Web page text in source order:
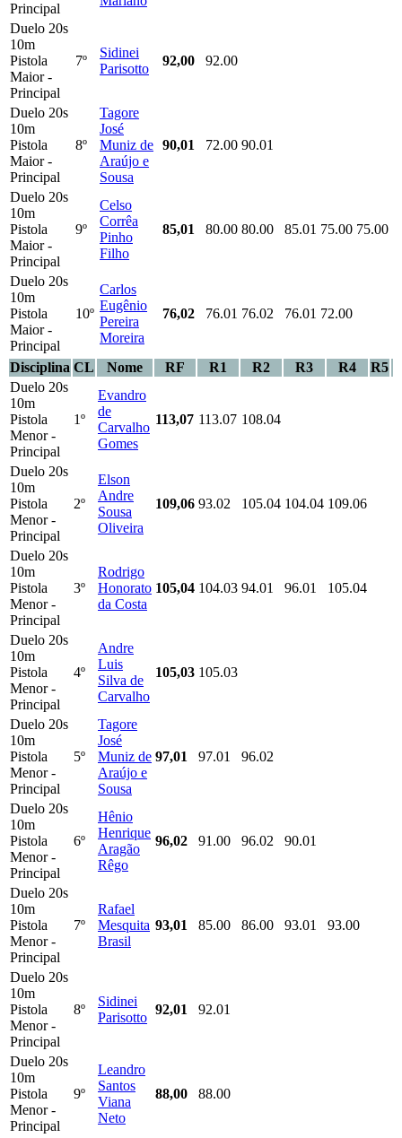
Principal
Duelo 20s
10m
Pistola
Maior -
Principal
7º
Sidinei
Parisotto
92,00 92.00
Duelo 20s
10m
Pistola
Maior -
Principal
8º
Tagore
José
Muniz de
Araújo e
Sousa
90,01 72.00 90.01
Duelo 20s
10m
Pistola
Maior -
Principal
9º
Celso
Corrêa
Pinho
Filho
85,01 80.00 80.00 85.01 75.00 75.00
Duelo 20s
10m
Pistola
Maior -
Principal
10º
Carlos
Eugênio
Pereira
Moreira
76,02 76.01 76.02 76.01 72.00
Disciplina CL Nome RF R1 R2 R3 R4
R5
Duelo 20s
10m
Pistola
Menor -
Principal
1º
Evandro
de
Carvalho
Gomes
113,07 113.07 108.04
Duelo 20s
10m
Pistola
Menor -
Principal
2º
Elson
Andre
Sousa
Oliveira
109,06 93.02 105.04 104.04 109.06
Duelo 20s
10m
Pistola
Menor -
Principal
3º
Rodrigo
Honorato
da Costa
105,04 104.03 94.01 96.01 105.04
Duelo 20s
10m
Pistola
Menor -
Principal
4º
Andre
Luis
Silva de
Carvalho
105,03 105.03
Duelo 20s
10m
Pistola
Menor -
Principal
5º
Tagore
José
Muniz de
Araújo e
Sousa
97,01 97.01 96.02
Duelo 20s
10m
Pistola
Menor -
Principal
6º
Hênio
Henrique
Aragão
Rêgo
96,02 91.00 96.02 90.01
Duelo 20s
10m
Pistola
Menor -
Principal
7º
Rafael
Mesquita
Brasil
93,01 85.00 86.00 93.01 93.00
Duelo 20s
10m
Pistola
Menor -
Principal
8º
Sidinei
Parisotto
92,01 92.01
Duelo 20s
10m
Pistola
Menor -
Principal
9º
Leandro
Santos
Viana
Neto
88,00 88.00